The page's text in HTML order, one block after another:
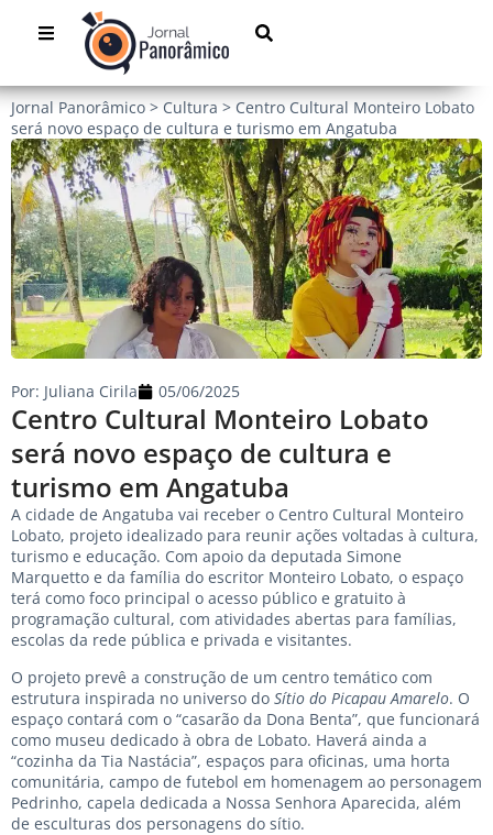
Jornal Panorâmico > Cultura > Centro Cultural Monteiro Lobato
será novo espaço de cultura e turismo em Angatuba
Centro Cultural Monteiro Lobato
será novo espaço de cultura e
turismo em Angatuba
Por: Juliana Cirila 05/06/2025
A cidade de Angatuba vai receber o Centro Cultural Monteiro
Lobato, projeto idealizado para reunir ações voltadas à cultura,
turismo e educação. Com apoio da deputada Simone
Marquetto e da família do escritor Monteiro Lobato, o espaço
terá como foco principal o acesso público e gratuito à
programação cultural, com atividades abertas para famílias,
escolas da rede pública e privada e visitantes.
O projeto prevê a construção de um centro temático com
estrutura inspirada no universo do Sítio do Picapau Amarelo. O
espaço contará com o “casarão da Dona Benta”, que funcionará
como museu dedicado à obra de Lobato. Haverá ainda a
“cozinha da Tia Nastácia”, espaços para oficinas, uma horta
comunitária, campo de futebol em homenagem ao personagem
Pedrinho, capela dedicada a Nossa Senhora Aparecida, além
de esculturas dos personagens do sítio.